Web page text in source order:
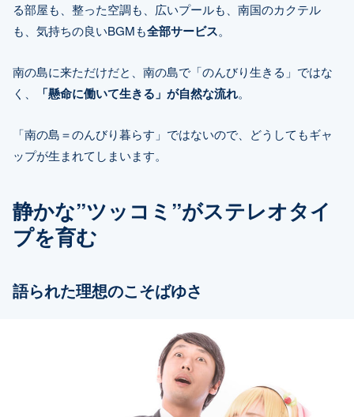
る部屋も、整った空調も、広いプールも、南国のカクテル
も、気持ちの良いBGMも全部サービス。
南の島に来ただけだと、南の島で「のんびり生きる」ではな
く、
「懸命に働いて生きる」が自然な流れ。
「南の島＝のんびり暮らす」ではないので、どうしてもギャ
ップが生まれてしまいます。
静かな”ツッコミ”がステレオタイ
プを育む
語られた理想のこそばゆさ